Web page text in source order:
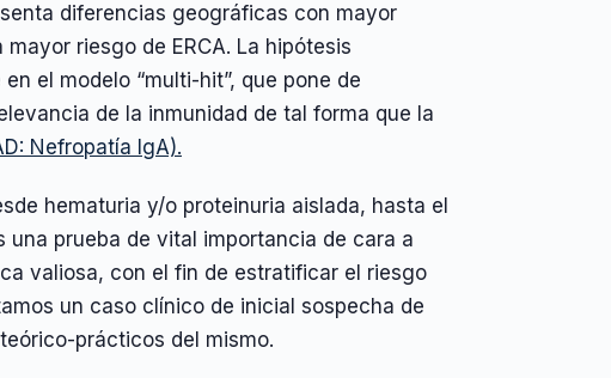
diferencias geográficas con mayor
riesgo de ERCA. La hipótesis
el modelo “multi-hit”, que pone de
de la inmunidad de tal forma que la
Nefropatía IgA).
hematuria y/o proteinuria aislada, hasta el
una prueba de vital importancia de cara a
valiosa, con el fin de estratificar el riesgo
un caso clínico de inicial sospecha de
prácticos del mismo.